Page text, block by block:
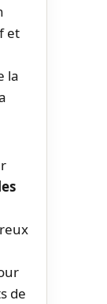
et
la
de